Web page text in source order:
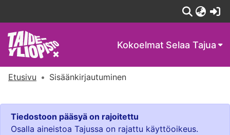
Kokoelmat Selaa Tajua
Etusivu Sisäänkirjautuminen
Tiedostoon pääsyä on rajoitettu
Osalla aineistoa Tajussa on rajattu käyttöoikeus.